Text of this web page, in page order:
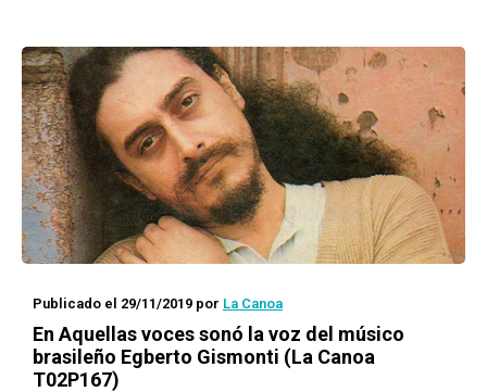
Publicado el 29/11/2019 por La Canoa
En Aquellas vocessonó la voz del músico
brasileño Egberto Gismonti (La Canoa
T02P167)